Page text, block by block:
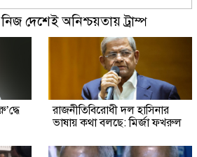
দেশেই অনিশ্চয়তায় ট্রাম্প
রাজনীতিবিরোধী দল হাসিনার
ভাষায় কথা বলছে: মির্জা ফখরুল